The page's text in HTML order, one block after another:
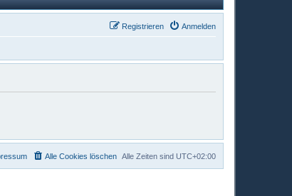
Anmelden
Registrieren
Alle Zeiten sind UTC+02:00
Alle Cookies löschen